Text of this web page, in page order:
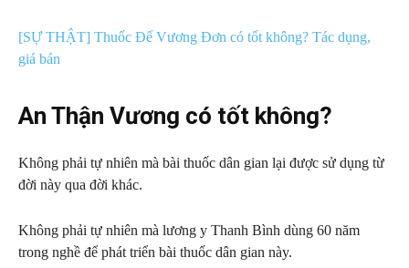
[SỰ THẬT] Thuốc Đế Vương Đơn có tốt không? Tác dụng,
giá bán
An Thận Vương có tốt không?
Không phải tự nhiên mà bài thuốc dân gian lại được sử dụng từ
đời này qua đời khác.
Không phải tự nhiên mà lương y Thanh Bình dùng 60 năm
trong nghề để phát triển bài thuốc dân gian này.